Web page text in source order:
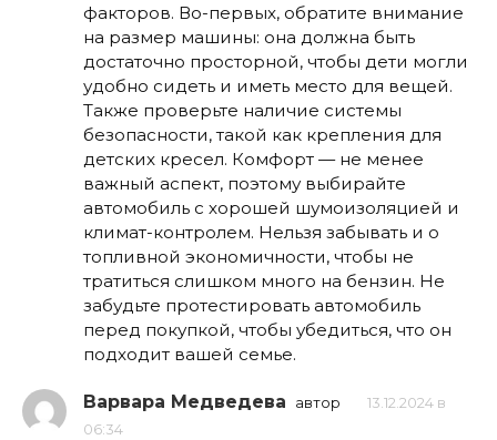
факторов. Во-первых, обратите внимание
на размер машины: она должна быть
достаточно просторной, чтобы дети могли
удобно сидеть и иметь место для вещей.
Также проверьте наличие системы
безопасности, такой как крепления для
детских кресел. Комфорт — не менее
важный аспект, поэтому выбирайте
автомобиль с хорошей шумоизоляцией и
климат-контролем. Нельзя забывать и о
топливной экономичности, чтобы не
тратиться слишком много на бензин. Не
забудьте протестировать автомобиль
перед покупкой, чтобы убедиться, что он
подходит вашей семье.
Варвара Медведева автор
13.12.2024 в
06:34